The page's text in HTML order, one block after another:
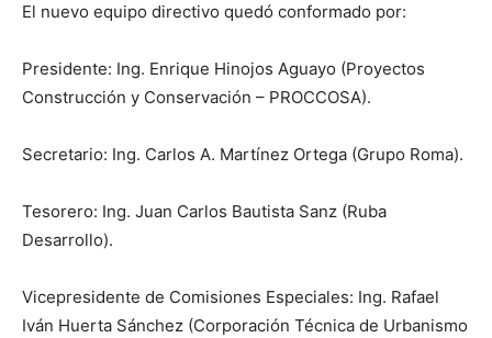
El nuevo equipo directivo quedó conformado por:
Presidente: Ing. Enrique Hinojos Aguayo (Proyectos
Construcción y Conservación – PROCCOSA).
Secretario: Ing. Carlos A. Martínez Ortega (Grupo Roma).
Tesorero: Ing. Juan Carlos Bautista Sanz (Ruba
Desarrollo).
Vicepresidente de Comisiones Especiales: Ing. Rafael
Iván Huerta Sánchez (Corporación Técnica de Urbanismo